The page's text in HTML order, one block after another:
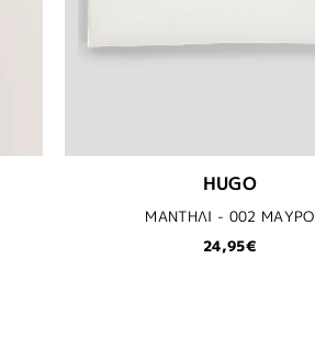
HUGO
ΜΑΝΤΗΛΙ - 002 ΜΑΥΡΟ
24,95€